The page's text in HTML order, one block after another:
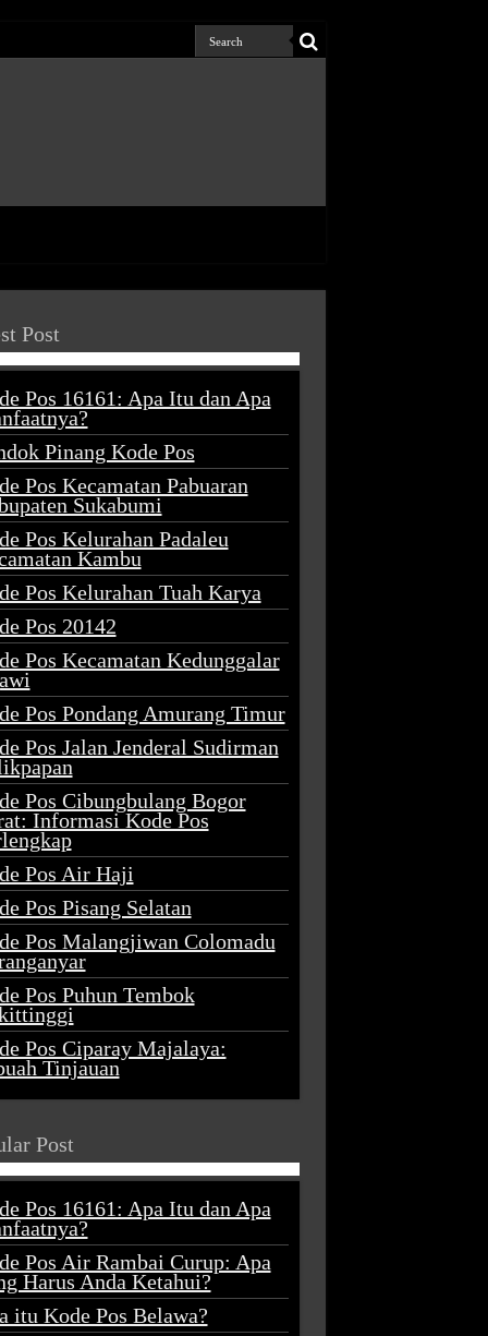
Post
Pos 16161: Apa Itu dan Apa
Pinang Kode Pos
Pos Kecamatan Pabuaran
Sukabumi
Pos Kelurahan Padaleu
Kambu
Pos Kelurahan Tuah Karya
Pos 20142
Pos Kecamatan Kedunggalar
Pos Pondang Amurang Timur
Pos Jalan Jenderal Sudirman
Pos Cibungbulang Bogor
Informasi Kode Pos
Pos Air Haji
Pos Pisang Selatan
Pos Malangjiwan Colomadu
Pos Puhun Tembok
Pos Ciparay Majalaya:
Tinjauan
Post
Pos 16161: Apa Itu dan Apa
Pos Air Rambai Curup: Apa
Harus Anda Ketahui?
itu Kode Pos Belawa?